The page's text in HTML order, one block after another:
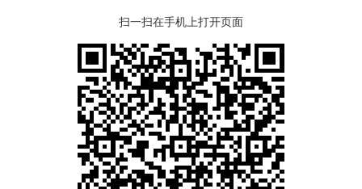
扫一扫在手机上打开页面